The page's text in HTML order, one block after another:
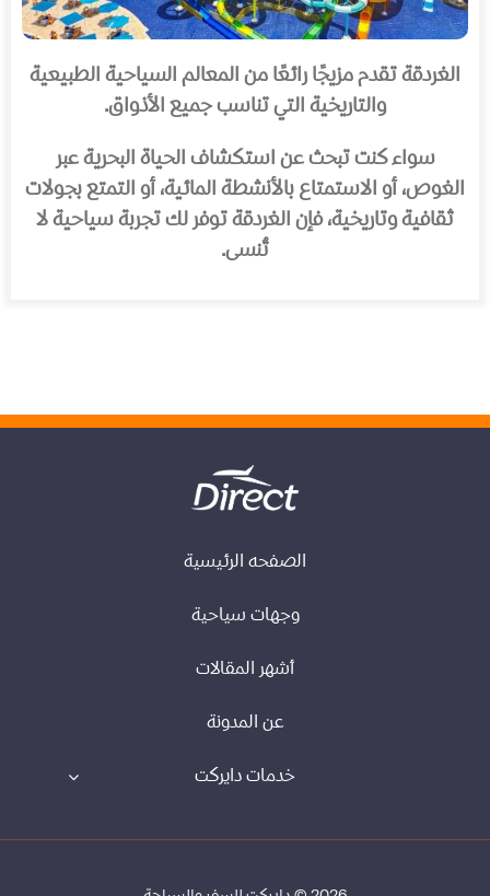
الغردقة تقدم مزيجًا رائعًا من المعالم السياحية الطبيعية
والتاريخية التي تناسب جميع الأذواق.
سواء كنت تبحث عن استكشاف الحياة البحرية عبر
الغوص، أو الاستمتاع بالأنشطة المائية، أو التمتع بجولات
ثقافية وتاريخية، فإن الغردقة توفر لك تجربة سياحية لا
تُنسى.
الصفحه الرئيسية
وجهات سياحية
أشهر المقالات
عن المدونة
خدمات دايركت